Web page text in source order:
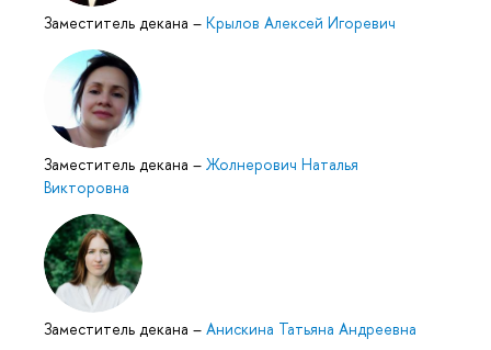
Заместитель декана – Крылов Алексей Игоревич
Заместитель декана – Жолнерович Наталья
Викторовна
Заместитель декана – Анискина Татьяна Андреевна